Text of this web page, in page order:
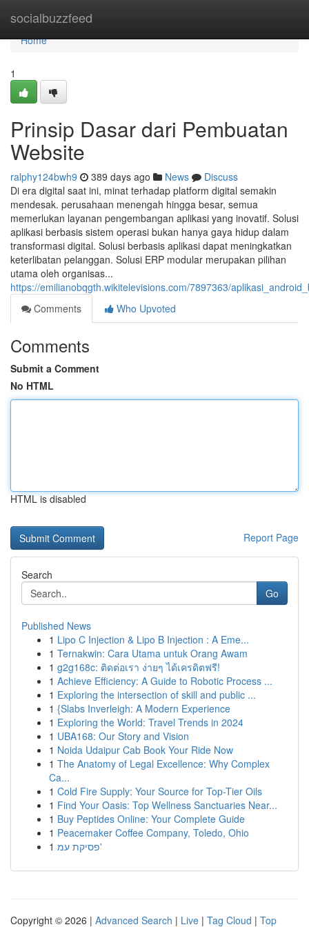
socialbuzzfeed
Home
Home
1
Prinsip Dasar dari Pembuatan
Website
ralphy124bwh9 389 days ago News
Discuss
Di era digital saat ini, minat terhadap platform digital semakin
mendesak. perusahaan menengah hingga besar, semua
memerlukan layanan pengembangan aplikasi yang inovatif. Solusi
aplikasi berbasis sistem operasi bukan hanya gaya hidup dalam
transformasi digital. Solusi berbasis aplikasi dapat meningkatkan
keterlibatan pelanggan. Solusi ERP modular merupakan pilihan
utama oleh organisas...
https://emilianobqgth.wikitelevisions.com/7897363/
Comments
Who Upvoted
Comments
Submit a Comment
No HTML
HTML is disabled
Report Page
Search
Go
Published News
1 Lipo C Injection & Lipo B Injection : A Eme...
1 Ternakwin: Cara Utama untuk Orang Awam
1 g2g168c: ติดต่อเรา ง่ายๆ ได้เครดิตฟรี!
1 Achieve Efficiency: A Guide to Robotic Process ...
1 Exploring the intersection of skill and public ...
1 {Slabs Inverleigh: A Modern Experience
1 Exploring the World: Travel Trends in 2024
1 UBA168: Our Story and Vision
1 Noida Udaipur Cab Book Your Ride Now
1 The Anatomy of Legal Excellence: Why Complex
Ca...
1 Cold Fire Supply: Your Source for Top-Tier Oils
1 Find Your Oasis: Top Wellness Sanctuaries Near...
1 Buy Peptides Online: Your Complete Guide
1 Peacemaker Coffee Company, Toledo, Ohio
1
פסיקת עמ'
Copyright © 2026 | Advanced Search | Live | Tag Cloud | Top